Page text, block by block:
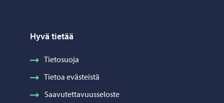
Hyvä tietää
Tietosuoja
Tietoa evästeistä
Saavutettavuusseloste